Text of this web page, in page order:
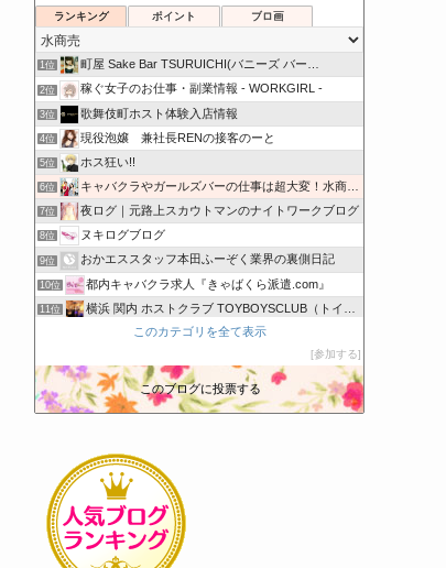
ランキング ポイント ブロ画
1位 町屋 Sake Bar TSURUICHI(バニーズ バー…
2位 稼ぐ女子のお仕事・副業情報 - WORKGIRL -
3位 歌舞伎町ホスト体験入店情報
4位 現役泡嬢 兼社長RENの接客のーと
5位 ホス狂い!!
6位 キャバクラやガールズバーの仕事は超大変！水商売の本音のブログ
7位 夜ログ｜元路上スカウトマンのナイトワークブログ
8位 ヌキログブログ
9位 おかエススタッフ本田ふーぞく業界の裏側日記
10位 都内キャバクラ求人『きゃばくら派遣.com』
11位 横浜 関内 ホストクラブ TOYBOYSCLUB（トイボー…
StrawberryQuartz
14位 キャバ嬢ナオミの日記
15位 バルトレージュ 天城カイトのブログ
このカテゴリを全て表示
参加する
このブログに投票する